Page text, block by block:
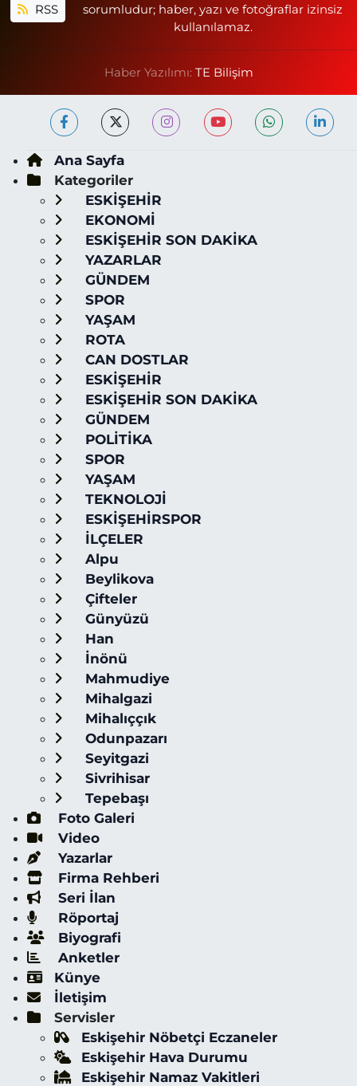
RSS
sorumludur; haber, yazı ve fotoğraflar izinsiz
kullanılamaz.
Haber Yazılımı: TE Bilişim
Ana Sayfa
Kategoriler
ESKİŞEHİR
EKONOMİ
ESKİŞEHİR SON DAKİKA
YAZARLAR
GÜNDEM
SPOR
YAŞAM
ROTA
CAN DOSTLAR
ESKİŞEHİR
ESKİŞEHİR SON DAKİKA
GÜNDEM
POLİTİKA
SPOR
YAŞAM
TEKNOLOJİ
ESKİŞEHİRSPOR
İLÇELER
Alpu
Beylikova
Çifteler
Günyüzü
Han
İnönü
Mahmudiye
Mihalgazi
Mihalıççık
Odunpazarı
Seyitgazi
Sivrihisar
Tepebaşı
Foto Galeri
Video
Yazarlar
Firma Rehberi
Seri İlan
Röportaj
Biyografi
Anketler
Künye
İletişim
Servisler
Eskişehir Nöbetçi Eczaneler
Eskişehir Hava Durumu
Eskişehir Namaz Vakitleri